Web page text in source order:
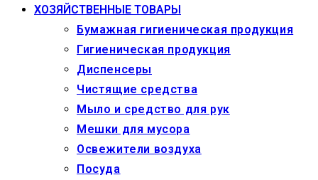
ХОЗЯЙСТВЕННЫЕ ТОВАРЫ
Бумажная гигиеническая продукция
Гигиеническая продукция
Диспенсеры
Чистящие средства
Мыло и средство для рук
Мешки для мусора
Освежители воздуха
Посуда